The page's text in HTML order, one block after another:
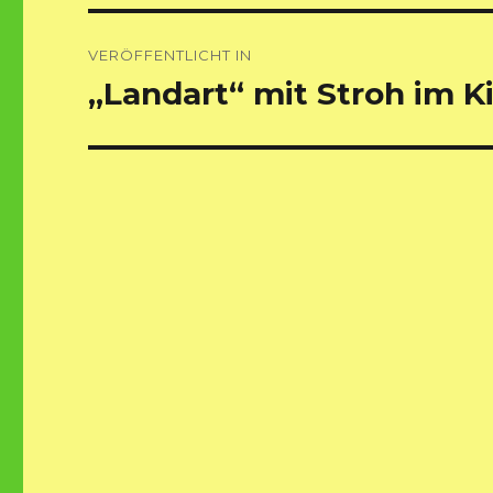
VERÖFFENTLICHT IN
„Landart“ mit Stroh im